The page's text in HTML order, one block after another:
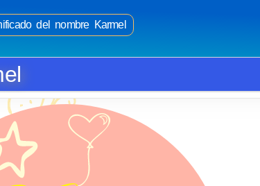
del nombre Karmel